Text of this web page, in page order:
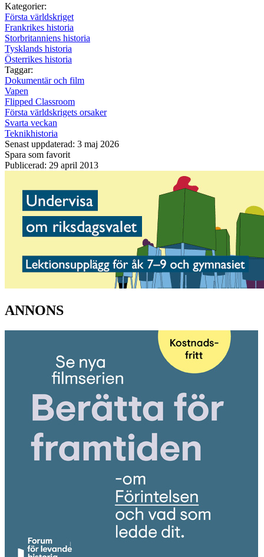
Kategorier:
Första världskriget
Frankrikes historia
Storbritanniens historia
Tysklands historia
Österrikes historia
Taggar:
Dokumentär och film
Vapen
Flipped Classroom
Första världskrigets orsaker
Svarta veckan
Teknikhistoria
Senast uppdaterad: 3 maj 2026
Spara som favorit
Publicerad: 29 april 2013
ANNONS